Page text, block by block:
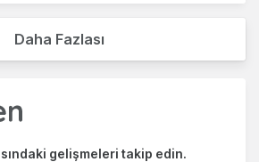
Daha Fazlası
gelişmeleri takip edin.